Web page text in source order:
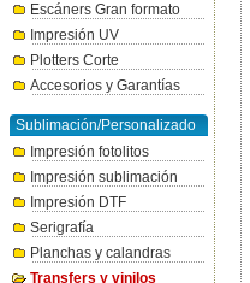
Escáners Gran formato
Impresión UV
Plotters Corte
Accesorios y Garantías
Sublimación/Personalizado
Impresión fotolitos
Impresión sublimación
Impresión DTF
Serigrafía
Planchas y calandras
Transfers y vinilos